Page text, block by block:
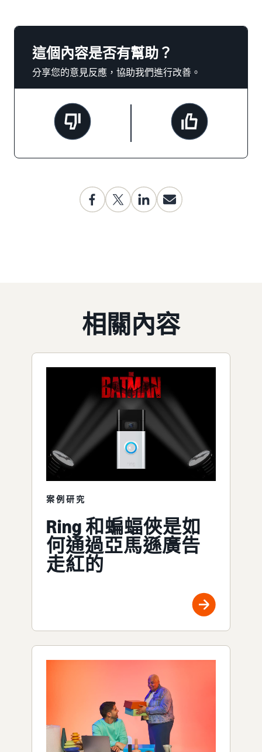
這個內容是否有幫助？
分享您的意見反應，協助我們進行改善。
相關內容
案例研究
Ring 和蝙蝠俠是如
何通過亞馬遜廣告
走紅的